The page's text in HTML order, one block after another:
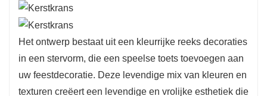
Het ontwerp bestaat uit een kleurrijke reeks decoraties
in een stervorm, die een speelse toets toevoegen aan
uw feestdecoratie. Deze levendige mix van kleuren en
texturen creëert een levendige en vrolijke esthetiek die